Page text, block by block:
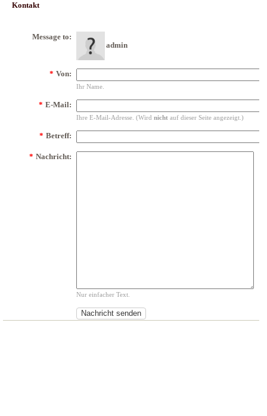
Kontakt
Message to:
admin
* Von:
Ihr Name.
* E-Mail:
Ihre E-Mail-Adresse. (Wird nicht auf dieser Seite angezeigt.)
* Betreff:
* Nachricht:
Nur einfacher Text.